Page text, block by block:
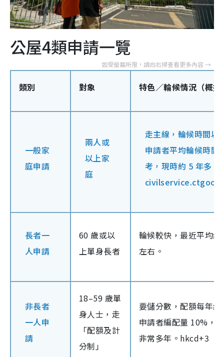
公屋4類申請一覽
類別 對象 特色／輪候情況（概括
一般家
庭申請
兩人或
以上家
庭
走主線，輪候時間以
申請者平均輪候時間
考，現時約 5 年多。
長者一
人申請
60 歲或以
上單身長者
輪候較快，最近平均
左右。
非長者
一人申
請
18–59 歲單
身人士，走
「配額及計
分制」
要儲分數，配額每年約
申請者編配量 10%，
非常多年。 hkcd+3